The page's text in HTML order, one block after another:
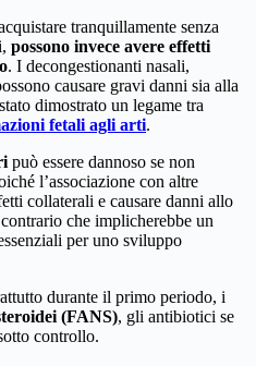
tranquillamente senza
possono invece avere effetti
. I decongestionanti nasali,
causare gravi danni sia alla
dimostrato un legame tra
fetali agli arti.
può essere dannoso se non
l’associazione con altre
collaterali e causare danni allo
che implicherebbe un
per uno sviluppo
durante il primo periodo, i
(FANS), gli antibiotici se
controllo.